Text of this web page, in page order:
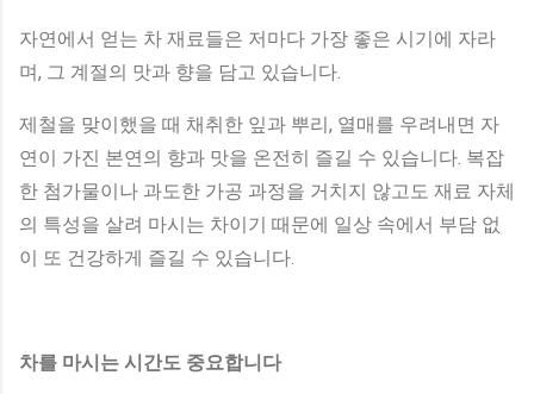
자연에서 얻는 차 재료들은 저마다 가장 좋은 시기에 자라
며, 그 계절의 맛과 향을 담고 있습니다.
제철을 맞이했을 때 채취한 잎과 뿌리, 열매를 우려내면 자
연이 가진 본연의 향과 맛을 온전히 즐길 수 있습니다. 복잡
한 첨가물이나 과도한 가공 과정을 거치지 않고도 재료 자체
의 특성을 살려 마시는 차이기 때문에 일상 속에서 부담 없
이 또 건강하게 즐길 수 있습니다.
차를 마시는 시간도 중요합니다